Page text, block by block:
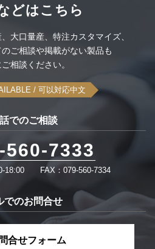
置
ム
示
示
示
どはこちら
大口量産、 特注カスタマイズ、
ご相談や掲載がない製品も
相談ください。
/ 可以対応中文
でのご相談
560-7333
18:00 FAX：079-560-7334
でのお問合せ
合せフォーム